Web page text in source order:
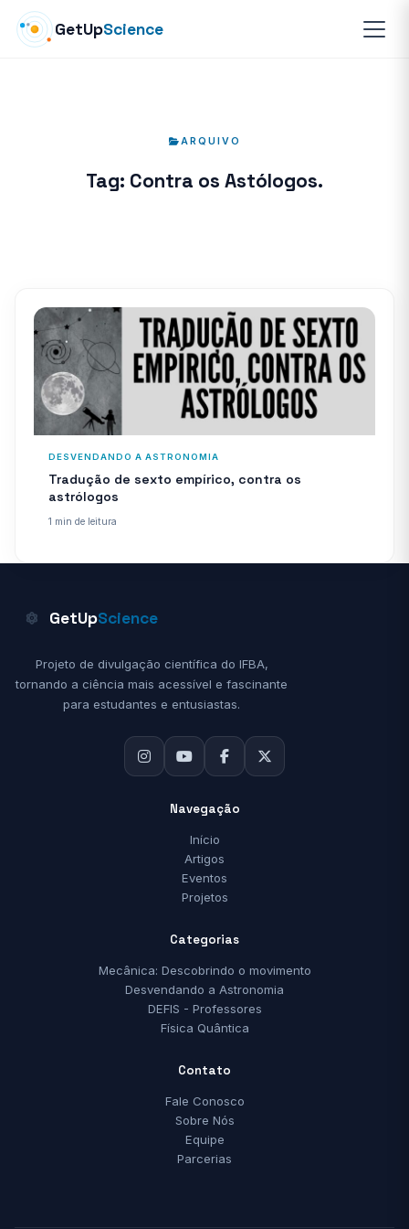
GetUpScience
ARQUIVO
Tag: Contra os Astólogos.
DESVENDANDO A ASTRONOMIA
Tradução de sexto empírico, contra os
astrólogos
1 min de leitura
GetUpScience
Projeto de divulgação científica do IFBA,
tornando a ciência mais acessível e fascinante
para estudantes e entusiastas.
Navegação
Início
Artigos
Eventos
Projetos
Categorias
Mecânica: Descobrindo o movimento
Desvendando a Astronomia
DEFIS - Professores
Física Quântica
Contato
Fale Conosco
Sobre Nós
Equipe
Parcerias